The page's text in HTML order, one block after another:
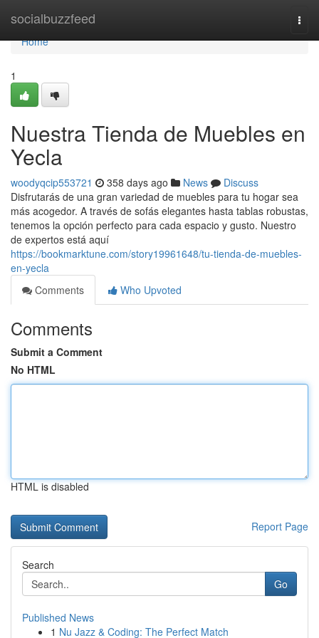
socialbuzzfeed
Home
Home
1
Nuestra Tienda de Muebles en
Yecla
woodyqcip553721 358 days ago News
Discuss
Disfrutarás de una gran variedad de muebles para tu hogar sea
más acogedor. A través de sofás elegantes hasta tablas robustas,
tenemos la opción perfecto para cada espacio y gusto. Nuestro
de expertos está aquí
https://bookmarktune.com/story19961648/tu-tienda-de-muebles-
en-yecla
Comments
Who Upvoted
Comments
Submit a Comment
No HTML
HTML is disabled
Report Page
Search
Go
Published News
1 Nu Jazz & Coding: The Perfect Match